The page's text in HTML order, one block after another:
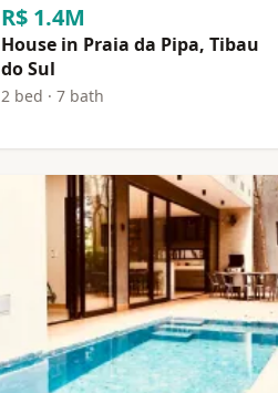
R$ 1.4M
House in Praia da Pipa, Tibau
do Sul
2 bed · 7 bath